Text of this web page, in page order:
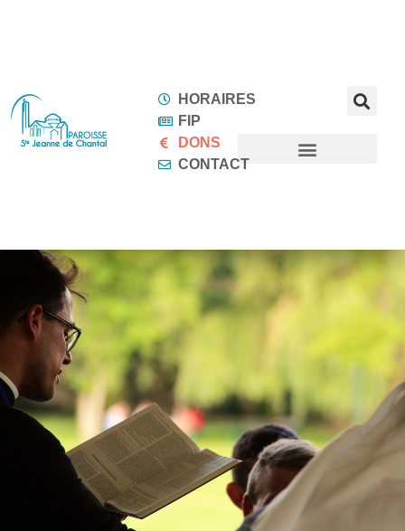
HORAIRES
FIP
DONS
CONTACT